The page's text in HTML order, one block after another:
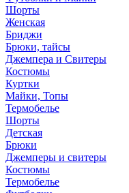
Шорты
Женская
Бриджи
Брюки, тайсы
Джемпера и Свитеры
Костюмы
Куртки
Майки, Топы
Термобелье
Шорты
Детская
Брюки
Джемперы и свитеры
Костюмы
Термобелье